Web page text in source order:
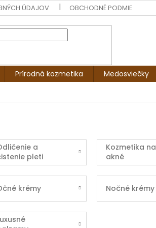
ÚDAJOV OBCHODNÉ PODMIENKY
Prírodná kozmetika Medosviečky
a
pleti
Kozmetika na
akné
krémy Nočné krémy